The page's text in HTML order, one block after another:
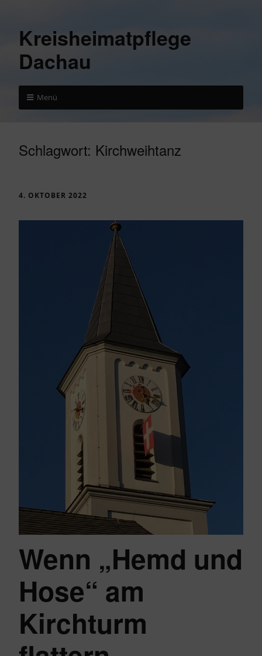
Kreisheimatpflege
Dachau
Menü
Schlagwort: Kirchweihtanz
4. OKTOBER 2022
Wenn „Hemd und
Hose“ am
Kirchturm